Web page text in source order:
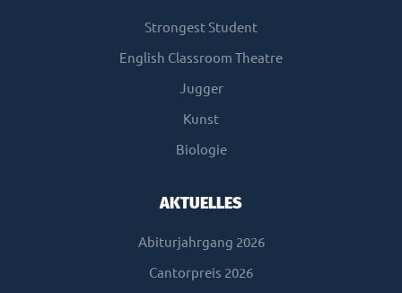
Strongest Student
English Classroom Theatre
Jugger
Kunst
Biologie
AKTUELLES
Abiturjahrgang 2026
Cantorpreis 2026